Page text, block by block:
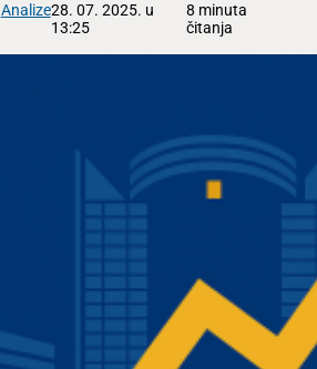
Analize28. 07. 2025. u
13:25
8 minuta
čitanja